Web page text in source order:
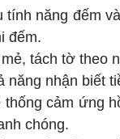
năng đếm
đếm.
tách tờ theo
năng nhận biết
cảm ứng
chóng.